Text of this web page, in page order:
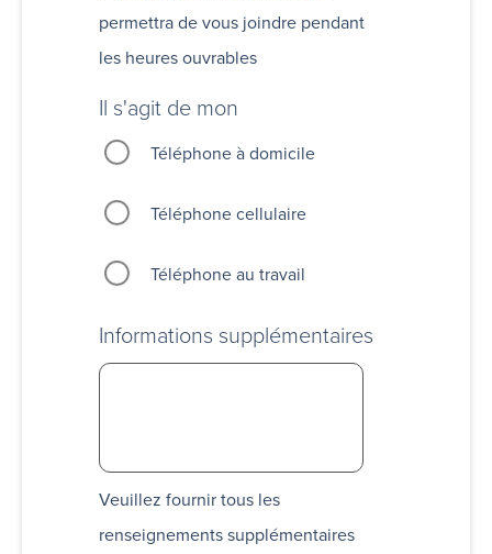
permettra de vous joindre pendant
les heures ouvrables
Il s'agit de mon
Téléphone à domicile
Téléphone cellulaire
Téléphone au travail
Informations supplémentaires
Veuillez fournir tous les
renseignements supplémentaires